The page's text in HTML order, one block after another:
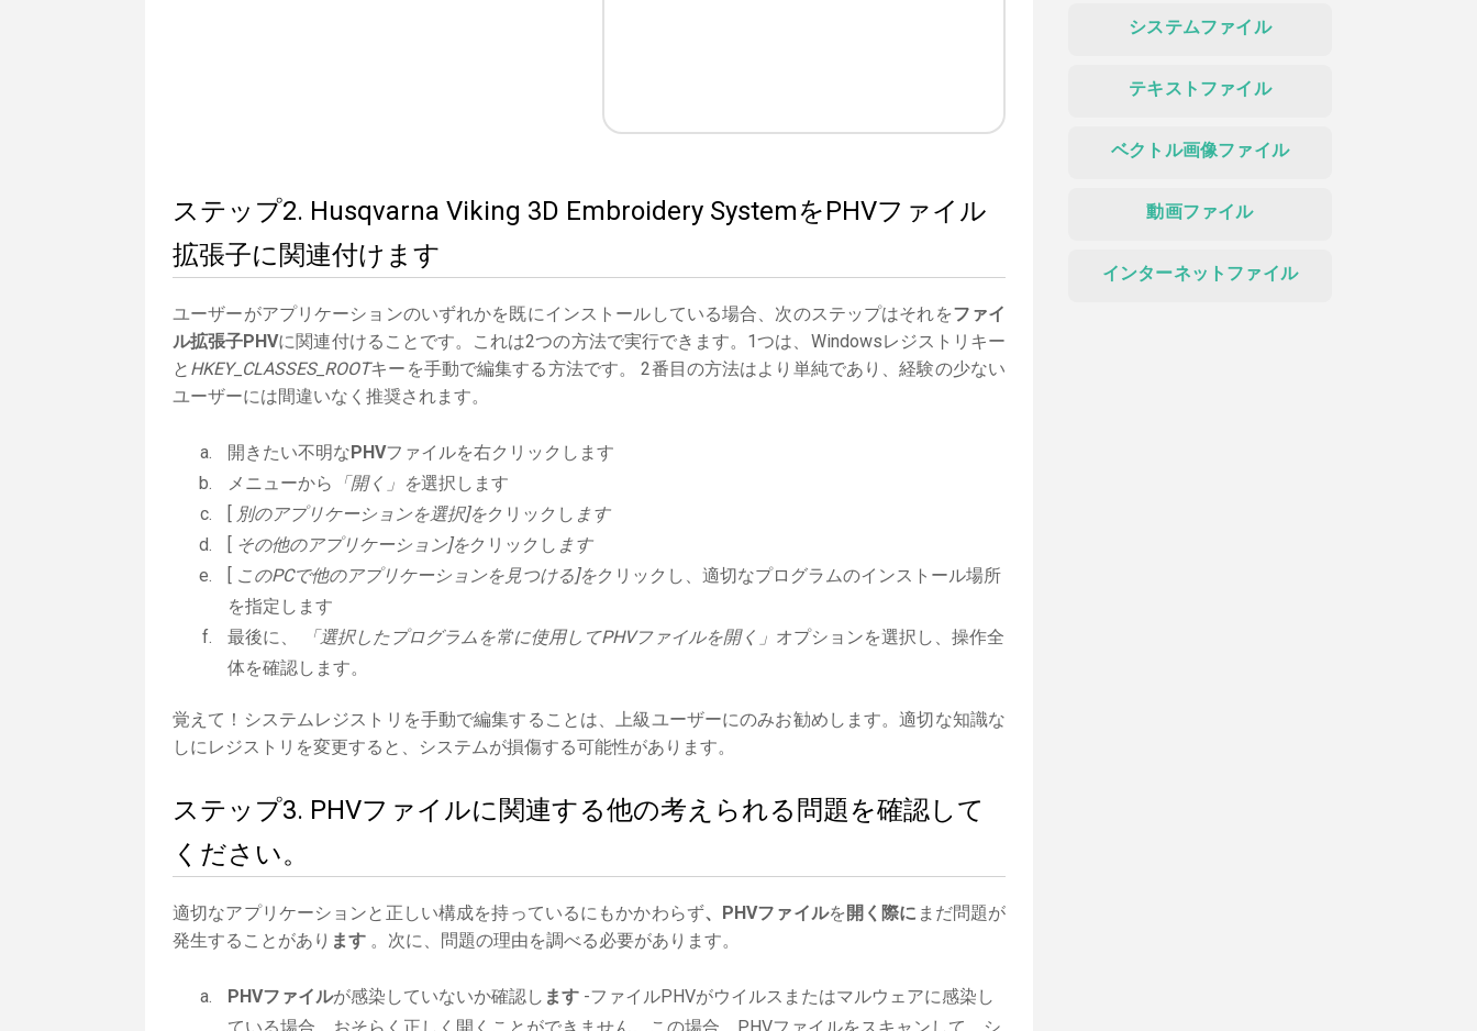
ステップ2. Husqvarna Viking 3D Embroidery SystemをPHVファイル
拡張子に関連付けます
ユーザーがアプリケーションのいずれかを既にインストールしている場合、次のステップはそれをファイ
ル拡張子PHVに関連付けることです。これは2つの方法で実行できます。1つは、Windowsレジストリキー
と HKEY_CLASSES_ROOTキーを手動で編集する方法です。 2番目の方法はより単純であり、経験の少ない
ユーザーには間違いなく推奨されます。
開きたい不明なPHVファイルを右クリックします
メニューから
「開く」を選択します
[ 別のアプリケーションを選択]をクリックし ます
[ その他のアプリケーション]をクリックし ます
[ このPCで他のアプリケーションを見つける]をクリックし、適切なプログラムのインストール場所
を指定します
最後に、
「選択したプログラムを常に使用してPHVファイルを開く」 オプションを選択し、操作全
体を確認します。
覚えて！システムレジストリを手動で編集することは、上級ユーザーにのみお勧めします。適切な知識な
しにレジストリを変更すると、システムが損傷する可能性があります。
ステップ3. PHVファイルに関連する他の考えられる問題を確認して
ください。
適切なアプリケーションと正しい構成を持っているにもかかわらず、PHVファイルを 開く際に まだ問題が
発生することがあり ます 。次に、問題の理由を調べる必要があります。
PHVファイルが感染していないか確認し ます -ファイルPHVがウイルスまたはマルウェアに感染し
システムファイル
テキストファイル
ベクトル画像ファイル
動画ファイル
インターネットファイル